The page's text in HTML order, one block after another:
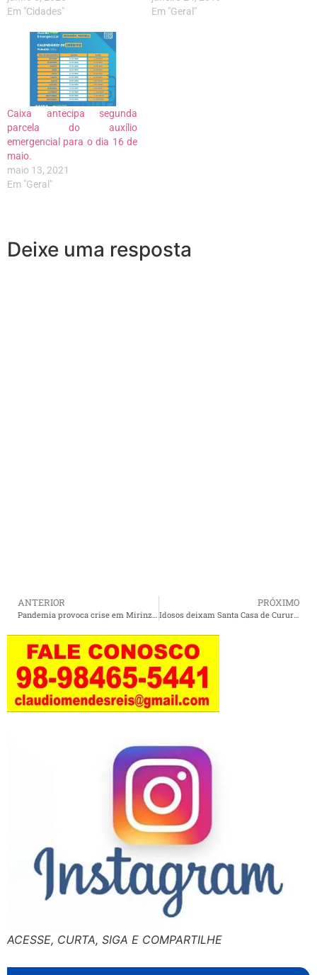
Em "Cidades"
Em "Geral"
Caixa antecipa segunda
parcela do auxílio
emergencial para o dia 16 de
maio.
maio 13, 2021
Em "Geral"
Deixe uma resposta
ANTERIOR
Pandemia provoca crise em Mirinzal e Everaldo Contador fortalece campanha de valorização do pequeno produtor.
PRÓXIMO
Idosos deixam Santa Casa de Cururupu, após serem curados da covid-19.
ACESSE, CURTA, SIGA E COMPARTILHE